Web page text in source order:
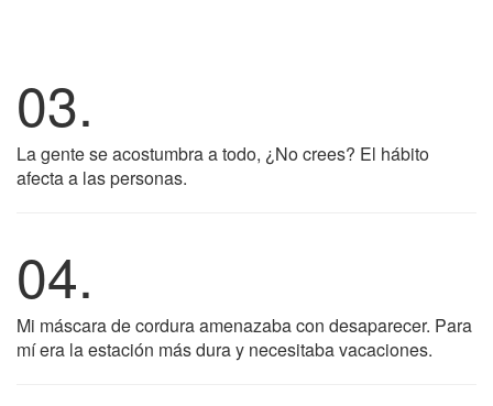
03.
La gente se acostumbra a todo, ¿No crees? El hábito
afecta a las personas.
04.
Mi máscara de cordura amenazaba con desaparecer. Para
mí era la estación más dura y necesitaba vacaciones.